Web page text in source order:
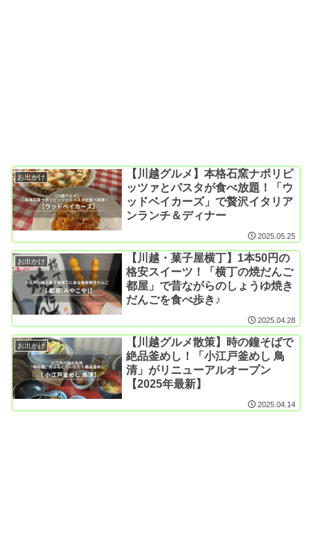
お出かけ
【川越グルメ】本格石窯ナポリピ
ッツァとパスタが食べ放題！「ウ
ッドベイカーズ」で贅沢イタリア
ンランチ＆ディナー
2025.05.25
お出かけ
【川越・菓子屋横丁】1本50円の
格安スイーツ！「横丁の焼だんご
都屋」で昔ながらのしょうゆ焼き
だんごを食べ歩き♪
2025.04.28
お出かけ
【川越グルメ散策】時の鐘そばで
絶品釜めし！「小江戸釜めし 鳥
清」がリニューアルオープン
【2025年最新】
2025.04.14